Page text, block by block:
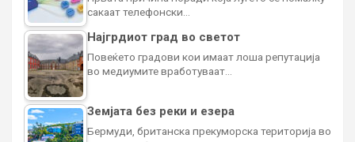
сакаат телефонски…
Најгрдиот град во светот
Повеќето градови кои имаат лоша репутација
во медиумите вработуваат…
Земјата без реки и езера
Бермуди, британска прекуморска територија во